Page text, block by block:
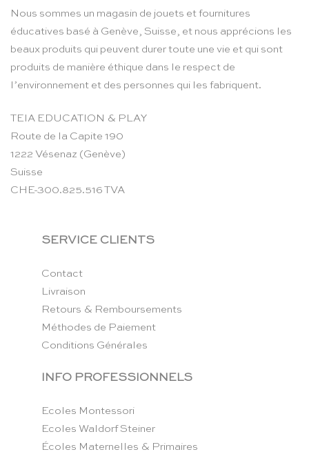
Nous sommes un magasin de jouets et fournitures
éducatives basé à Genève, Suisse, et nous apprécions les
beaux produits qui peuvent durer toute une vie et qui sont
produits de manière éthique dans le respect de
l’environnement et des personnes qui les fabriquent.
TEIA EDUCATION & PLAY
Route de la Capite 190
1222 Vésenaz (Genève)
Suisse
CHE-300.825.516 TVA
SERVICE CLIENTS
Contact
Livraison
Retours & Remboursements
Méthodes de Paiement
Conditions Générales
INFO PROFESSIONNELS
Ecoles Montessori
Ecoles Waldorf Steiner
Écoles Maternelles & Primaires